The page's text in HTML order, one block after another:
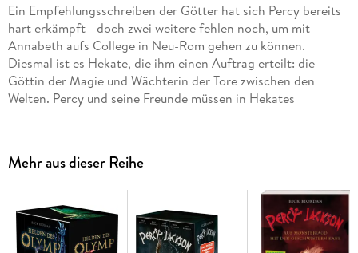
Ein Empfehlungsschreiben der Götter hat sich Percy bereits
hart erkämpft - doch zwei weitere fehlen noch, um mit
Annabeth aufs College in Neu-Rom gehen zu können.
Diesmal ist es Hekate, die ihm einen Auftrag erteilt: die
Göttin der Magie und Wächterin der Tore zwischen den
Welten. Percy und seine Freunde müssen in Hekates
einem Fluch belegte Iltisdame handeln! Natürlich entwischen
ihnen beide Kreaturen schon am ersten Tag und ein wildes
Abenteuer beginnt. Um die Situation zu retten, müssen sogar
Tote wiederauferstehen . . .
Mehr aus dieser Reihe